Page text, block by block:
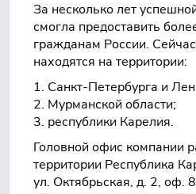
За несколько лет
смогла предоставить
гражданам России.
находятся на территории:
Санкт-Петербурга и
Мурманской области;
республики Карелия.
Головной офис компании
территории Республика
ул. Октябрьская, д. 2, оф.